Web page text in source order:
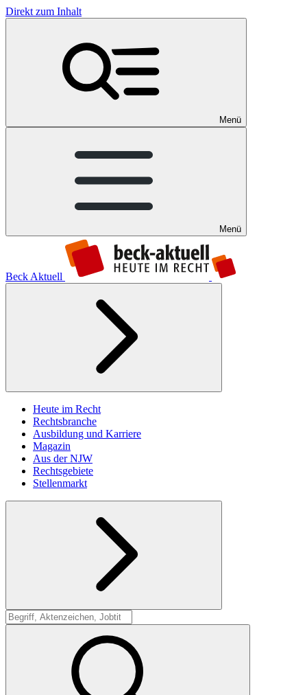
Direkt zum Inhalt
Menü
Menü
Beck Aktuell
Heute im Recht
Rechtsbranche
Ausbildung und Karriere
Magazin
Aus der NJW
Rechtsgebiete
Stellenmarkt
Suche